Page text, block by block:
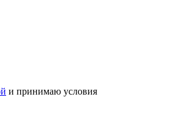
и принимаю условия